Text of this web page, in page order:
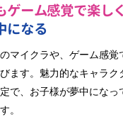
ゲーム感覚で楽し
になる
マイクラや、ゲーム感覚
ます。魅力的なキャラク
で、お子様が夢中になっ
。